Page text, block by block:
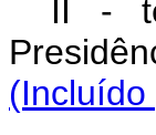
II -
(Incluído